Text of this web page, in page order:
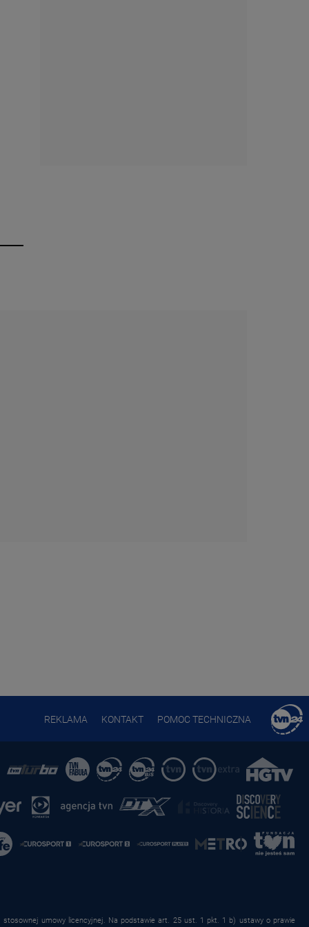
REKLAMA KONTAKT POMOC TECHNICZNA
stosownej umowy licencyjnej. Na podstawie art. 25 ust. 1 pkt. 1 b) ustawy o prawie